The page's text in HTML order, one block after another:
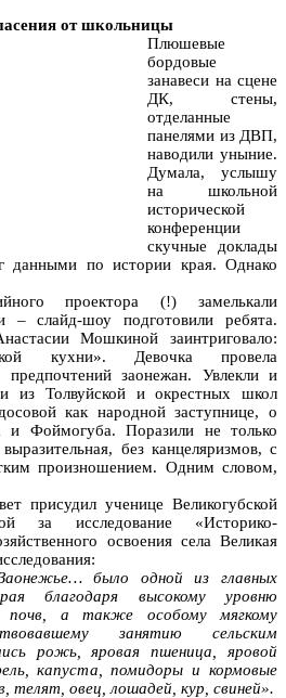
от школьницы
Плюшевые
бордовые
занавеси на сцене
ДК, стены,
отделанные
панелями из ДВП,
наводили уныние.
Думала, услышу
на школьной
исторической
конференции
скучные доклады
данными по истории края. Однако
проектора (!) замелькали
– слайд-шоу подготовили ребята.
Мошкиной заинтриговало:
кухни». Девочка провела
предпочтений заонежан. Увлекли и
из Толвуйской и окрестных школ
как народной заступнице, о
и Фоймогуба. Поразили не только
без канцеляризмов, с
произношением. Одним словом,
присудил ученице Великогубской
за исследование «Историко-
освоения села Великая
было одной из главных
благодаря высокому уровню
почв, а также особому мягкому
занятию сельским
рожь, яровая пшеница, яровой
капуста, помидоры и кормовые
телят, овец, лошадей, кур, свиней».